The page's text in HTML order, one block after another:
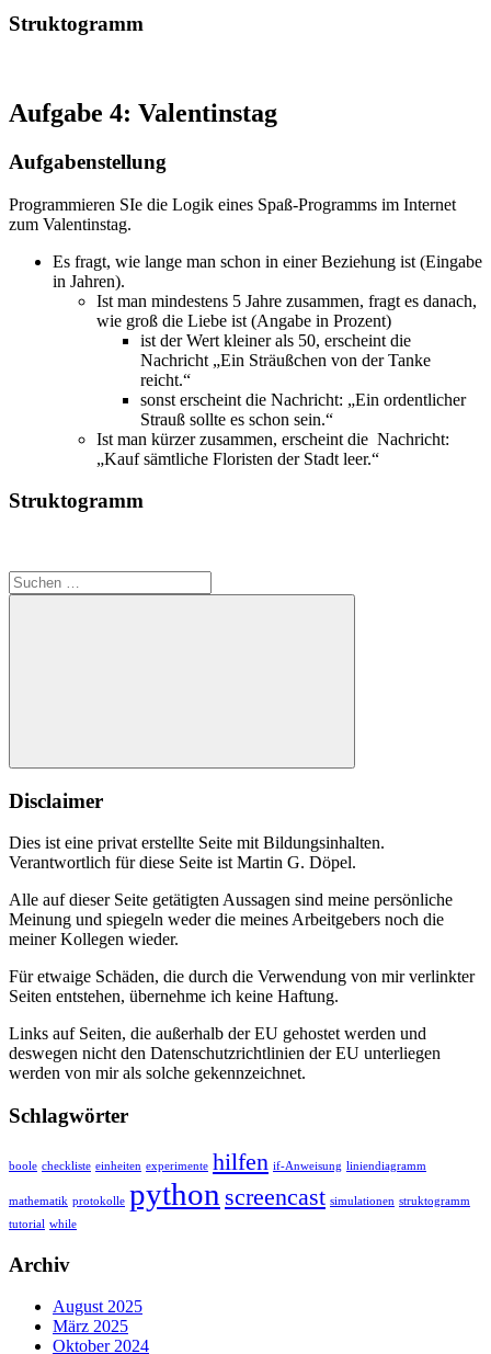
Struktogramm
Aufgabe 4: Valentinstag
Aufgabenstellung
Programmieren SIe die Logik eines Spaß-Programms im Internet
zum Valentinstag.
Es fragt, wie lange man schon in einer Beziehung ist (Eingabe
in Jahren).
Ist man mindestens 5 Jahre zusammen, fragt es danach,
wie groß die Liebe ist (Angabe in Prozent)
ist der Wert kleiner als 50, erscheint die
Nachricht „Ein Sträußchen von der Tanke
reicht.“
sonst erscheint die Nachricht: „Ein ordentlicher
Strauß sollte es schon sein.“
Ist man kürzer zusammen, erscheint die Nachricht:
„Kauf sämtliche Floristen der Stadt leer.“
Struktogramm
Suchen
nach:
Suchen
Disclaimer
Dies ist eine privat erstellte Seite mit Bildungsinhalten.
Verantwortlich für diese Seite ist Martin G. Döpel.
Alle auf dieser Seite getätigten Aussagen sind meine persönliche
Meinung und spiegeln weder die meines Arbeitgebers noch die
meiner Kollegen wieder.
Für etwaige Schäden, die durch die Verwendung von mir verlinkter
Seiten entstehen, übernehme ich keine Haftung.
Links auf Seiten, die außerhalb der EU gehostet werden und
deswegen nicht den Datenschutzrichtlinien der EU unterliegen
werden von mir als solche gekennzeichnet.
Schlagwörter
boole checkliste einheiten experimente hilfen if-Anweisung liniendiagramm
mathematik protokolle python screencast simulationen struktogramm
tutorial while
Archiv
August 2025
März 2025
Oktober 2024